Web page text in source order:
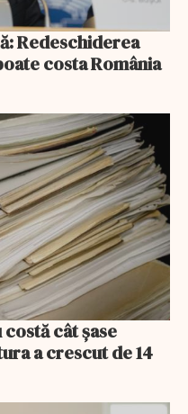
Redeschiderea
costa România
cât șase
a crescut de 14